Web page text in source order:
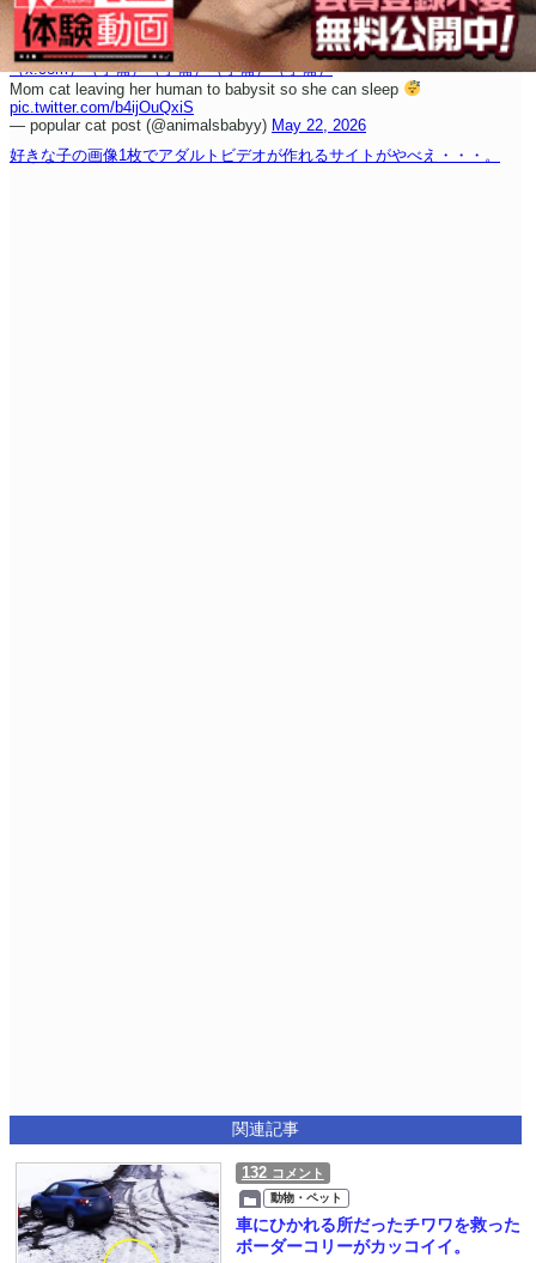
（x.com）（予備）（予備）（予備）（予備）
Mom cat leaving her human to babysit so she can sleep
pic.twitter.com/b4ijOuQxiS
— popular cat post (@animalsbabyy) May 22, 2026
好きな子の画像1枚でアダルトビデオが作れるサイトがやべえ・・・。
関連記事
132 コメント
動物・ペット
車にひかれる所だったチワワを救った
ボーダーコリーがカッコイイ。